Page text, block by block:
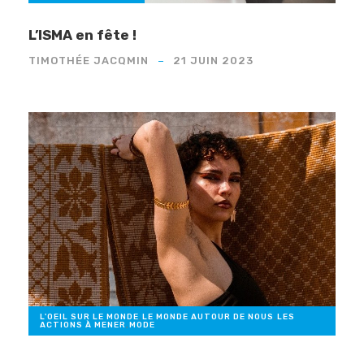
L’ISMA en fête !
TIMOTHÉE JACQMIN 21 JUIN 2023
L'OEIL SUR LE MONDE,LE MONDE AUTOUR DE NOUS,LES
ACTIONS À MENER,MODE